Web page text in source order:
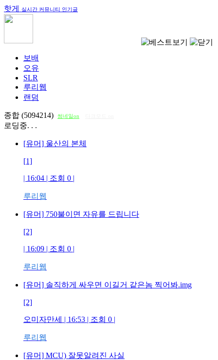
핫게 실시간 커뮤니티 인기글
보배
오유
SLR
루리웹
랜덤
종합 (5094214) 썸네일on
로딩중. . .
[유머] 울산의 본체
[1]
| 16:04 | 조회 0 |
루리웹
[유머] 750불이면 자유를 드립니다
[2]
| 16:09 | 조회 0 |
루리웹
[유머] 솔직하게 싸우면 이길거 같은놈 찍어봐.img
[2]
오미자만세 | 16:53 | 조회 0 |
루리웹
[유머] MCU) 잘못알려진 사실